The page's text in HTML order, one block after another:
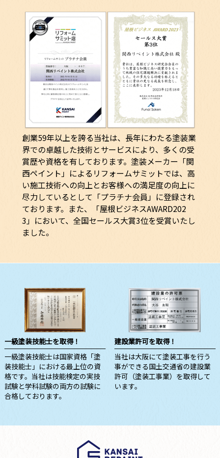
創業59年以上を誇る当社は、長年にわたる塗装業
界での卓越した技術とサービスにより、多くの受
賞歴や資格を有しております。塗装メーカー「関
西ペイント」によるリフォームサミットでは、高
い施工技術への向上とお客様への満足度の向上に
尽力しているとして「プラチナ会員」に登録され
ております。また、「屋根ビジネスAWARD202
3」において、全国セールス大賞3位を受賞いたし
ました。
一級塗装技能士を取得！
一級塗装技能士は国家資格「塗
装技能士」における最上位の資
格です。当社は技能検定の実技
試験と学科試験の両方の試験に
合格しております。
建設業許可を取得！
当社は大阪にて塗装工事を行う
事ができる国土交通省の建設業
許可（塗装工事業）を取得して
います。